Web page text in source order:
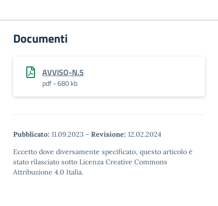
Documenti
AVVISO-N.5
pdf - 680 kb
Pubblicato: 11.09.2023 - Revisione: 12.02.2024
Eccetto dove diversamente specificato, questo articolo è
stato rilasciato sotto Licenza Creative Commons
Attribuzione 4.0 Italia.